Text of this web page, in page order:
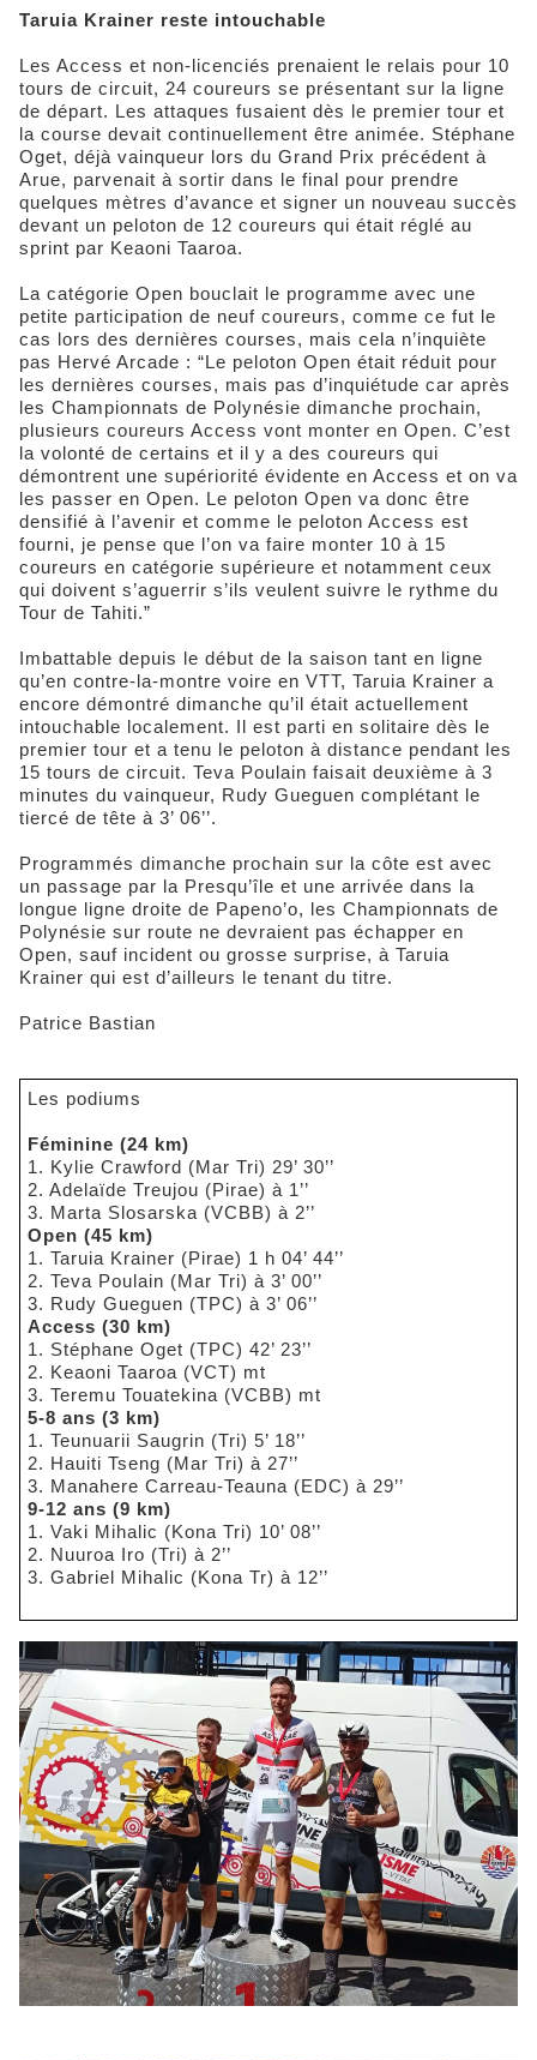
Taruia Krainer reste intouchable
Les Access et non-licenciés prenaient le relais pour 10
tours de circuit, 24 coureurs se présentant sur la ligne
de départ. Les attaques fusaient dès le premier tour et
la course devait continuellement être animée. Stéphane
Oget, déjà vainqueur lors du Grand Prix précédent à
Arue, parvenait à sortir dans le final pour prendre
quelques mètres d’avance et signer un nouveau succès
devant un peloton de 12 coureurs qui était réglé au
sprint par Keaoni Taaroa.
La catégorie Open bouclait le programme avec une
petite participation de neuf coureurs, comme ce fut le
cas lors des dernières courses, mais cela n’inquiète
pas Hervé Arcade : “Le peloton Open était réduit pour
les dernières courses, mais pas d’inquiétude car après
les Championnats de Polynésie dimanche prochain,
plusieurs coureurs Access vont monter en Open. C’est
la volonté de certains et il y a des coureurs qui
démontrent une supériorité évidente en Access et on va
les passer en Open. Le peloton Open va donc être
densifié à l’avenir et comme le peloton Access est
fourni, je pense que l’on va faire monter 10 à 15
coureurs en catégorie supérieure et notamment ceux
qui doivent s’aguerrir s’ils veulent suivre le rythme du
Tour de Tahiti.”
Imbattable depuis le début de la saison tant en ligne
qu’en contre-la-montre voire en VTT, Taruia Krainer a
encore démontré dimanche qu’il était actuellement
intouchable localement. Il est parti en solitaire dès le
premier tour et a tenu le peloton à distance pendant les
15 tours de circuit. Teva Poulain faisait deuxième à 3
minutes du vainqueur, Rudy Gueguen complétant le
tiercé de tête à 3’ 06’’.
Programmés dimanche prochain sur la côte est avec
un passage par la Presqu’île et une arrivée dans la
longue ligne droite de Papeno’o, les Championnats de
Polynésie sur route ne devraient pas échapper en
Open, sauf incident ou grosse surprise, à Taruia
Krainer qui est d’ailleurs le tenant du titre.
Patrice Bastian
Les podiums
Féminine (24 km)
1. Kylie Crawford (Mar Tri) 29’ 30’’
2. Adelaïde Treujou (Pirae) à 1’’
3. Marta Slosarska (VCBB) à 2’’
Open (45 km)
1. Taruia Krainer (Pirae) 1 h 04’ 44’’
2. Teva Poulain (Mar Tri) à 3’ 00’’
3. Rudy Gueguen (TPC) à 3’ 06’’
Access (30 km)
1. Stéphane Oget (TPC) 42’ 23’’
2. Keaoni Taaroa (VCT) mt
3. Teremu Touatekina (VCBB) mt
5-8 ans (3 km)
1. Teunuarii Saugrin (Tri) 5’ 18’’
2. Hauiti Tseng (Mar Tri) à 27’’
3. Manahere Carreau-Teauna (EDC) à 29’’
9-12 ans (9 km)
1. Vaki Mihalic (Kona Tri) 10’ 08’’
2. Nuuroa Iro (Tri) à 2’’
3. Gabriel Mihalic (Kona Tr) à 12’’